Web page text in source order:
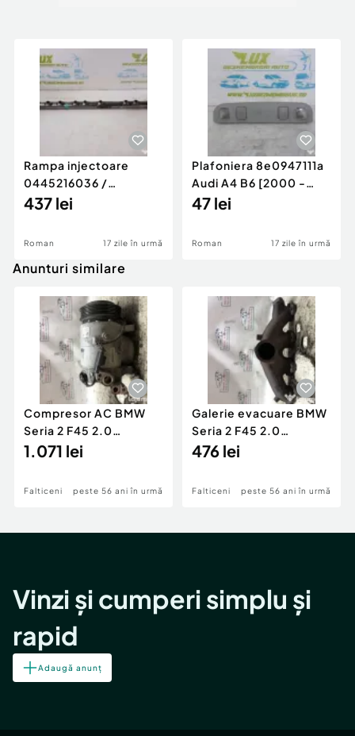
Rampa injectoare
0445216036 /
780542302 3.0 d 313
437 lei
Roman 17 zile în urmă
Plafoniera 8e0947111a
Audi A4 B6 [2000 -
2005]
47 lei
Roman 17 zile în urmă
Anunturi similare
Compresor AC BMW
Seria 2 F45 2.0
Motorina 2016
1.071 lei
Falticeni peste 56 ani în urmă
Galerie evacuare BMW
Seria 2 F45 2.0
Motorina 2016
476 lei
Falticeni peste 56 ani în urmă
Vinzi și cumperi simplu și
rapid
Adaugă anunț